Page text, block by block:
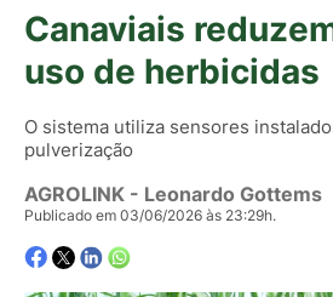
Canaviais
uso de herbicidas
O sistema utiliza sensores
pulverização
AGROLINK - Leonardo Gottems
Publicado em 03/06/2026 às 23:29h.